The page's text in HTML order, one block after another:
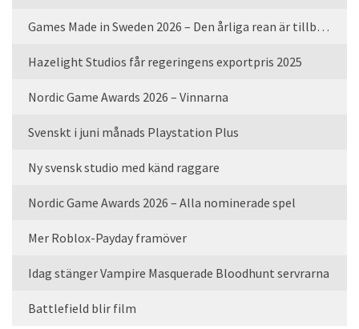
Games Made in Sweden 2026 – Den årliga rean är tillbaka
Hazelight Studios får regeringens exportpris 2025
Nordic Game Awards 2026 – Vinnarna
Svenskt i juni månads Playstation Plus
Ny svensk studio med känd raggare
Nordic Game Awards 2026 – Alla nominerade spel
Mer Roblox-Payday framöver
Idag stänger Vampire Masquerade Bloodhunt servrarna
Battlefield blir film